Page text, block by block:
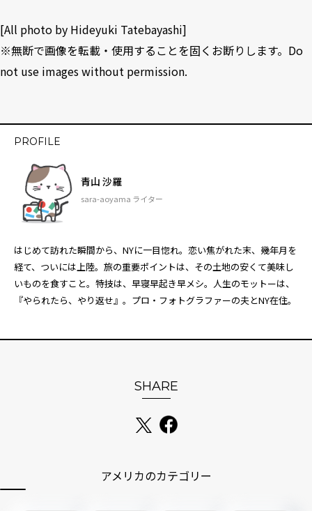
[All photo by Hideyuki Tatebayashi]
※無断で画像を転載・使用することを固くお断りします。Do
not use images without permission.
PROFILE
青山 沙羅
sara-aoyama ライター
はじめて訪れた瞬間から、NYに一目惚れ。恋い焦がれた末、幾年月を
経て、ついには上陸。旅の重要ポイントは、その土地の安くて美味し
いものを食すこと。特技は、早寝早起き早メシ。人生のモットーは、
『やられたら、やり返せ』。プロ・フォトグラファーの夫とNY在住。
SHARE
アメリカのカテゴリー